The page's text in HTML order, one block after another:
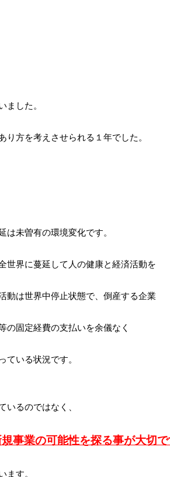
した。
方を考えさせられる１年でした。
は未曽有の環境変化です。
世界に蔓延して人の健康と経済活動を
動は世界中停止状態で、倒産する企業
の固定経費の支払いを余儀なく
いる状況です。
るのではなく、
事業の可能性を探る事が大切
す。